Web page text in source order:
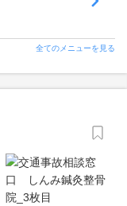
全てのメニューを見る